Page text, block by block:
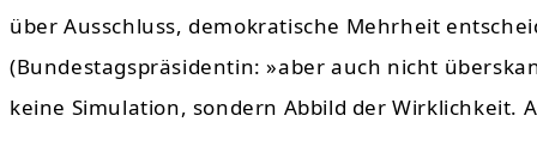
über Ausschluss, demokratische Mehrheit
(Bundestagspräsidentin: »aber auch nicht
keine Simulation, sondern Abbild der Wirklichkeit.